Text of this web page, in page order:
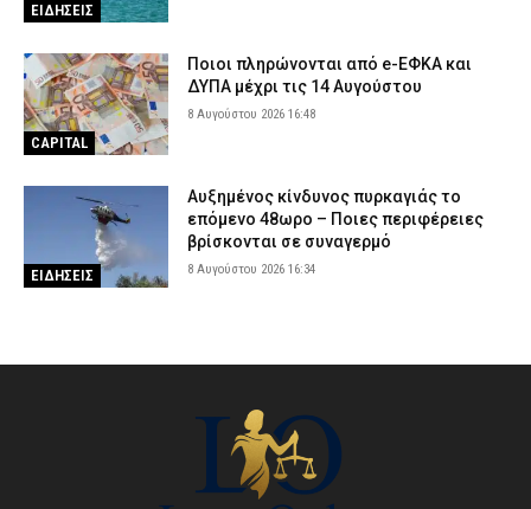
ΕΙΔΗΣΕΙΣ
CAPITAL
Ποιοι πληρώνονται από e-ΕΦΚΑ και
ΔΥΠΑ μέχρι τις 14 Αυγούστου
8 Αυγούστου 2026 16:48
ΕΙΔΗΣΕΙΣ
Αυξημένος κίνδυνος πυρκαγιάς το
επόμενο 48ωρο – Ποιες περιφέρειες
βρίσκονται σε συναγερμό
8 Αυγούστου 2026 16:34